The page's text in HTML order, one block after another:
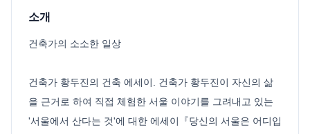
소개
건축가의 소소한 일상
건축가 황두진의 건축 에세이. 건축가 황두진이 자신의 삶
을 근거로 하여 직접 체험한 서울 이야기를 그려내고 있는
'서울에서 산다는 것'에 대한 에세이『당신의 서울은 어디입